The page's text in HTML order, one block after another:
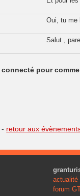
Oui, tu me
Salut ,
connecté pour
- retour aux
actualité
forum